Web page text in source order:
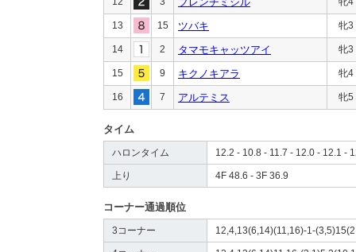
13 15 ツバキ 牝3
14 2 タマモキャッツアイ 牝3
15 9 キクノキアラ 牝4
16 7 アルテミス 牝5
タイム
ハロンタイム 12.2 - 10.8 - 11.7 - 12.0 - 12.1 -
上り 4F 48.6 - 3F 36.9
コーナー通過順位
3コーナー 12,4,13(6,14)(11,16)-1-